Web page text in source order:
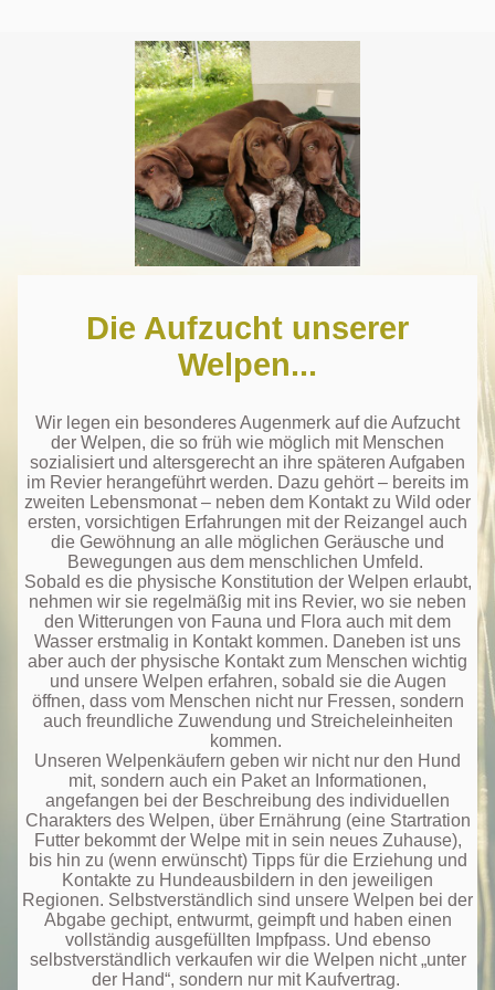
Die Aufzucht unserer
Welpen...
Wir legen ein besonderes Augenmerk auf die Aufzucht
der Welpen, die so früh wie möglich mit Menschen
sozialisiert und altersgerecht an ihre späteren Aufgaben
im Revier herangeführt werden. Dazu gehört – bereits im
zweiten Lebensmonat – neben dem Kontakt zu Wild oder
ersten, vorsichtigen Erfahrungen mit der Reizangel auch
die Gewöhnung an alle möglichen Geräusche und
Bewegungen aus dem menschlichen Umfeld.
Sobald es die physische Konstitution der Welpen erlaubt,
nehmen wir sie regelmäßig mit ins Revier, wo sie neben
den Witterungen von Fauna und Flora auch mit dem
Wasser erstmalig in Kontakt kommen. Daneben ist uns
aber auch der physische Kontakt zum Menschen wichtig
und unsere Welpen erfahren, sobald sie die Augen
öffnen, dass vom Menschen nicht nur Fressen, sondern
auch freundliche Zuwendung und Streicheleinheiten
kommen.
Unseren Welpenkäufern geben wir nicht nur den Hund
mit, sondern auch ein Paket an Informationen,
angefangen bei der Beschreibung des individuellen
Charakters des Welpen, über Ernährung (eine Startration
Futter bekommt der Welpe mit in sein neues Zuhause),
bis hin zu (wenn erwünscht) Tipps für die Erziehung und
Kontakte zu Hundeausbildern in den jeweiligen
Regionen. Selbstverständlich sind unsere Welpen bei der
Abgabe gechipt, entwurmt, geimpft und haben einen
vollständig ausgefüllten Impfpass. Und ebenso
selbstverständlich verkaufen wir die Welpen nicht „unter
der Hand“, sondern nur mit Kaufvertrag.